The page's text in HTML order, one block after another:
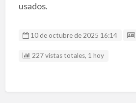
usados.
10 de octubre de 2025 16:14
227 vistas totales, 1 hoy